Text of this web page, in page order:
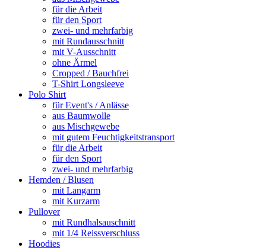
für die Arbeit
für den Sport
zwei- und mehrfarbig
mit Rundausschnitt
mit V-Ausschnitt
ohne Ärmel
Cropped / Bauchfrei
T-Shirt Longsleeve
Polo Shirt
für Event's / Anlässe
aus Baumwolle
aus Mischgewebe
mit gutem Feuchtigkeitstransport
für die Arbeit
für den Sport
zwei- und mehrfarbig
Hemden / Blusen
mit Langarm
mit Kurzarm
Pullover
mit Rundhalsauschnitt
mit 1/4 Reissverschluss
Hoodies